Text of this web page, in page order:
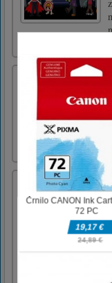
Lahko pokažete svojo